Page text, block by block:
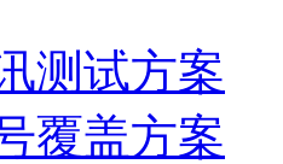
测试方案
覆盖方案